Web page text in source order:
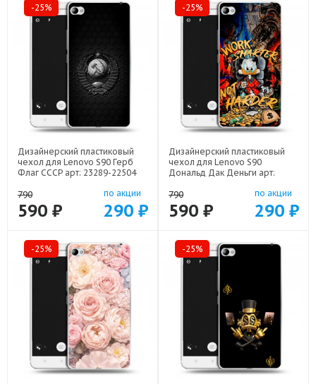
-25%
Дизайнерский пластиковый
чехол для Lenovo S90 Герб
Флаг СССР арт: 23289-22504
790
590 ₽
по акции
290 ₽
-25%
Дизайнерский пластиковый
чехол для Lenovo S90
Дональд Дак Деньги арт:
790
590 ₽
по акции
290 ₽
-25% -25%